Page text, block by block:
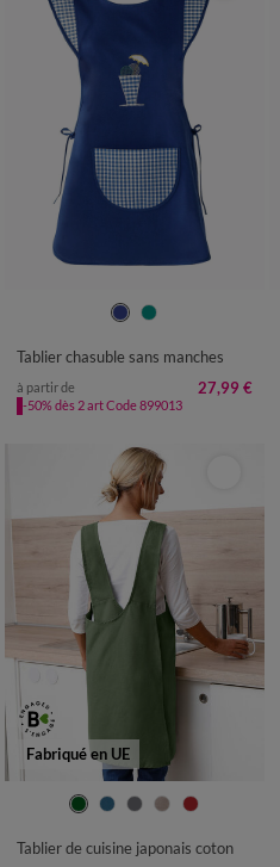
42/44 46/48
Tablier chasuble sans manches
à partir de 27,99 €
-50% dès 2 art Code 899013
Fabriqué en UE
TABLIER : LONGUEUR 95CM
Tablier de cuisine japonais coton